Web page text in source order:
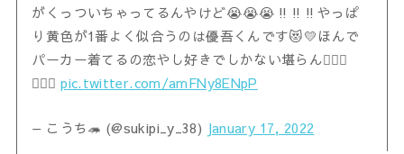
がくっついちゃってるんやけど😭😭😭‼️‼️‼️やっぱ
り黄色が1番よく似合うのは優吾くんです😻💛ほんで
パーカー着てるの恋やし好きでしかない堪らん🤦🏻‍♀️
🤦🏻‍♀️pic.twitter.com/amFNy8ENpP
— こうち🦔 (@sukipi_y_38) January 17, 2022